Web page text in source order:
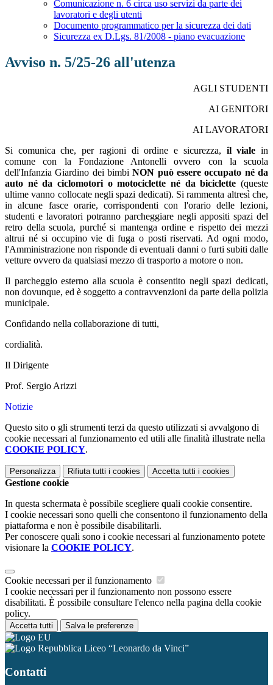
Comunicazione n. 6 circa uso servizi da parte dei
lavoratori e degli utenti
Documento programmatico per la sicurezza dei dati
Sicurezza ex D.Lgs. 81/2008 - piano evacuazione
Avviso n. 5/25-26 all'utenza
AGLI STUDENTI
AI GENITORI
AI LAVORATORI
Si comunica che, per ragioni di ordine e sicurezza, il viale in
comune con la Fondazione Antonelli ovvero con la scuola
dell'Infanzia Giardino dei bimbiNON può essere occupato né da
auto né da ciclomotori o motociclette né da biciclette (queste
ultime vanno collocate negli spazi dedicati). Si rammenta altresì che,
in alcune fasce orarie, corrispondenti con l'orario delle lezioni,
studenti e lavoratori potranno parcheggiare negli appositi spazi del
retro della scuola, purché si mantenga ordine e rispetto dei mezzi
altrui né si occupino vie di fuga o posti riservati. Ad ogni modo,
l'Amministrazione non risponde di eventuali danni o furti subiti dalle
vetture ovvero da qualsiasi mezzo di trasporto a motore o non.
Il parcheggio esterno alla scuola è consentito negli spazi dedicati,
non dovunque, ed è soggetto a contravvenzioni da parte della polizia
municipale.
Confidando nella collaborazione di tutti,
cordialità.
Il Dirigente
Prof. Sergio Arizzi
Notizie
Questo sito o gli strumenti terzi da questo utilizzati si avvalgono di
cookie necessari al funzionamento ed utili alle finalità illustrate nella
COOKIE POLICY.
Personalizza Rifiuta tutti i cookies Accetta tutti i cookies
Gestione cookie
In questa schermata è possibile scegliere quali cookie consentire.
I cookie necessari sono quelli che consentono il funzionamento della
piattaforma e non è possibile disabilitarli.
Per conoscere quali sono i cookie necessari al funzionamento potete
visionare la COOKIE POLICY.
Cookie necessari per il funzionamento
I cookie necessari per il funzionamento non possono essere
disabilitati. È possibile consultare l'elenco nella pagina della cookie
policy.
Accetta tutti Salva le preferenze
Liceo “Leonardo da Vinci”
Contatti